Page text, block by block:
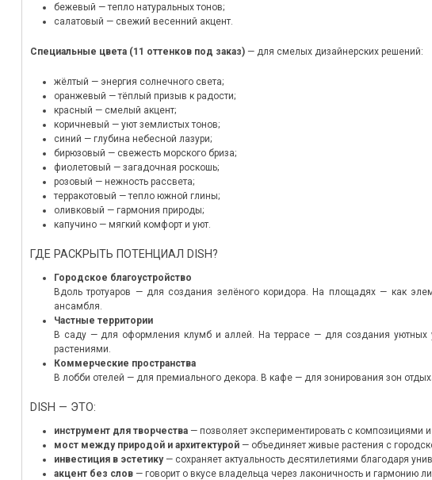
бежевый — тепло натуральных тонов;
салатовый — свежий весенний акцент.
Специальные цвета (11 оттенков под заказ) — для смелых дизайнерских решений:
жёлтый — энергия солнечного света;
оранжевый — тёплый призыв к радости;
красный — смелый акцент;
коричневый — уют землистых тонов;
синий — глубина небесной лазури;
бирюзовый — свежесть морского бриза;
фиолетовый — загадочная роскошь;
розовый — нежность рассвета;
терракотовый — тепло южной глины;
оливковый — гармония природы;
капучино — мягкий комфорт и уют.
ГДЕ РАСКРЫТЬ ПОТЕНЦИАЛ DISH?
Городское благоустройство
Вдоль тротуаров — для создания зелёного коридора. На площадях — как
ансамбля.
Частные территории
В саду — для оформления клумб и аллей. На террасе — для создания
растениями.
Коммерческие пространства
В лобби отелей — для премиального декора. В кафе — для зонирования зон
DISH — ЭТО:
инструмент для творчества — позволяет экспериментировать с композициями
мост между природой и архитектурой — объединяет живые растения с
инвестиция в эстетику— сохраняет актуальность десятилетиями благодаря
акцент без слов — говорит о вкусе владельца через лаконичность и гармонию